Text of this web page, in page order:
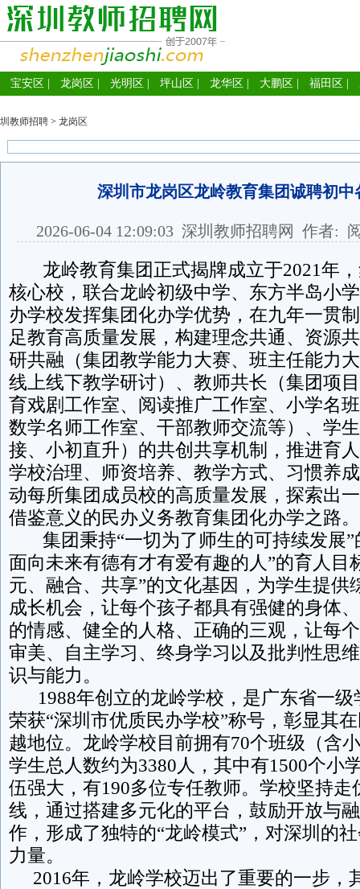
宝安区 龙岗区 光明区 坪山区 龙华区 大鹏区 福田区
圳教师招聘 > 龙岗区
深圳市龙岗区龙岭教育集团诚聘初中
2026-06-04 12:09:03 深圳教师招聘网 作者:
龙岭教育集团正式揭牌成立于2021年，
核心校，联合龙岭初级中学、东方半岛小
办学校发挥集团化办学优势，在九年一贯
足教育高质量发展，构建理念共通、资源
研共融（集团教学能力大赛、班主任能力
线上线下教学研讨）、教师共长（集团项
育戏剧工作室、阅读推广工作室、小学名
数学名师工作室、干部教师交流等）、学
接、小初直升）的共创共享机制，推进育
学校治理、师资培养、教学方式、习惯养
动每所集团成员校的高质量发展，探索出
借鉴意义的民办义务教育集团化办学之路。
集团秉持“一切为了师生的可持续发展”
面向未来有德有才有爱有趣的人”的育人目
元、融合、共享”的文化基因，为学生提供
成长机会，让每个孩子都具有强健的身体
的情感、健全的人格、正确的三观，让每
审美、自主学习、终身学习以及批判性思
识与能力。
1988年创立的龙岭学校，是广东省一级
荣获“深圳市优质民办学校”称号，彰显其
越地位。龙岭学校目前拥有70个班级（含
学生总人数约为3380人，其中有1500个小
伍强大，有190多位专任教师。学校坚持走
线，通过搭建多元化的平台，鼓励开放与
作，形成了独特的“龙岭模式”，对深圳的
力量。
2016年，龙岭学校迈出了重要的一步，